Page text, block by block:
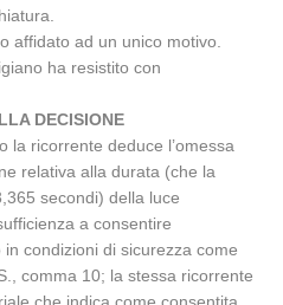
affidato ad un unico motivo.
ha resistito con
DECISIONE
la ricorrente deduce l’omessa
relativa alla durata (che la
secondi) della luce
a consentire
in condizioni di sicurezza come
comma 10; la stessa ricorrente